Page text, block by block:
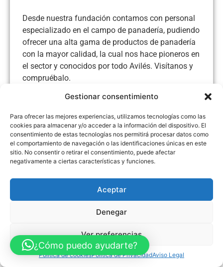
Gestionar consentimiento
Para ofrecer las mejores experiencias, utilizamos tecnologías como las
cookies para almacenar y/o acceder a la información del dispositivo. El
consentimiento de estas tecnologías nos permitirá procesar datos como
el comportamiento de navegación o las identificaciones únicas en este
sitio. No consentir o retirar el consentimiento, puede afectar
negativamente a ciertas características y funciones.
Aceptar
Denegar
Ver preferencias
Política de cookiesPolítica de PrivacidadAviso Legal
Desde nuestra fundación contamos con personal
especializado en el campo de panadería, pudiendo
ofrecer una alta gama de productos de panadería
con la mayor calidad, la cual nos hace pioneros en
el sector y conocidos por todo Avilés. Visítanos y
compruébalo.
Aviso Legal Política de Privacidad
Política de Cookies
Accesibilidad Mapa web
FINANCIADO POR LA UNIÓN EUROPEA CON EL PROGRAMA KIT
DIGITAL POR LOS FONDOS NEXT GENERATION (EU) DEL
MECANISMO DE RECUPERACIÓN Y RESILENCIA
© Guia Telefónica de Empresas – Todos los derechos reservados.
¿Cómo puedo ayudarte?